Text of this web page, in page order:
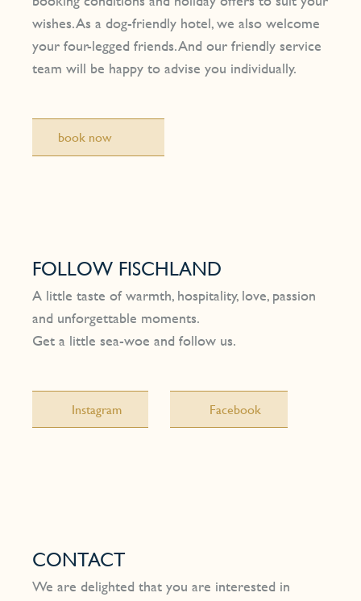
in Familie oder lassen Sie sich von uns
ganzheitlich verwöhnen.
Lassen Sie sich inspirieren von verschiedenen
Künstlern, sportlichen Highlights und
kulinarischen Höhenpunkten direkt am Meer.
wishes. As a dog-friendly hotel, we also welcome
your four-legged friends. And our friendly service
team will be happy to advise you individually.
book now
FOLLOW FISCHLAND
A little taste of warmth, hospitality, love, passion
and unforgettable moments.
Get a little sea-woe and follow us.
Instagram Facebook
CONTACT
We are delighted that you are interested in